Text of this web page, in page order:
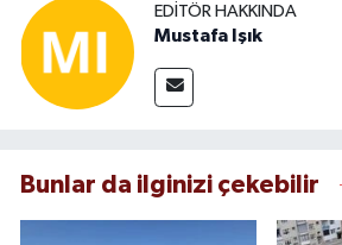
EDITÖR HAKKINDA
Mustafa Işık
Bunlar da ilginizi çekebilir